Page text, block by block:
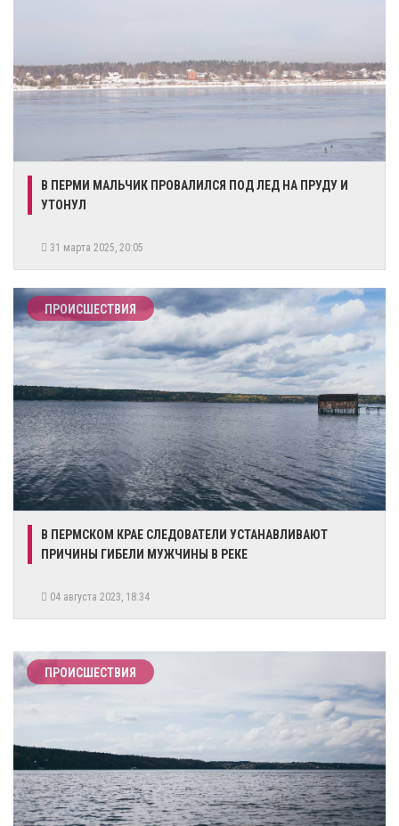
В ПЕРМИ МАЛЬЧИК ПРОВАЛИЛСЯ ПОД ЛЕД НА ПРУДУ И
УТОНУЛ
31 марта 2025, 20:05
ПРОИСШЕСТВИЯ
​В ПЕРМСКОМ КРАЕ СЛЕДОВАТЕЛИ УСТАНАВЛИВАЮТ
ПРИЧИНЫ ГИБЕЛИ МУЖЧИНЫ В РЕКЕ
04 августа 2023, 18:34
ПРОИСШЕСТВИЯ